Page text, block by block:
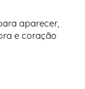
aparecer,
e coração